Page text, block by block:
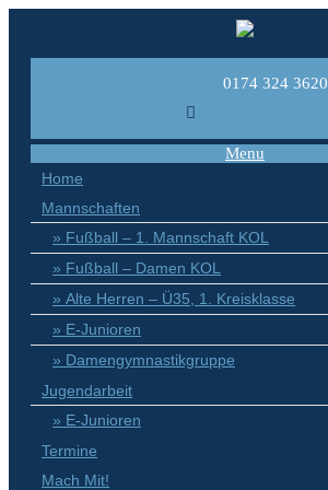
0174 324 3620
Menu
Home
Mannschaften
Fußball – 1. Mannschaft KOL
Fußball – Damen KOL
Alte Herren – Ü35, 1. Kreisklasse
E-Junioren
Damengymnastikgruppe
Jugendarbeit
E-Junioren
Termine
Mach Mit!